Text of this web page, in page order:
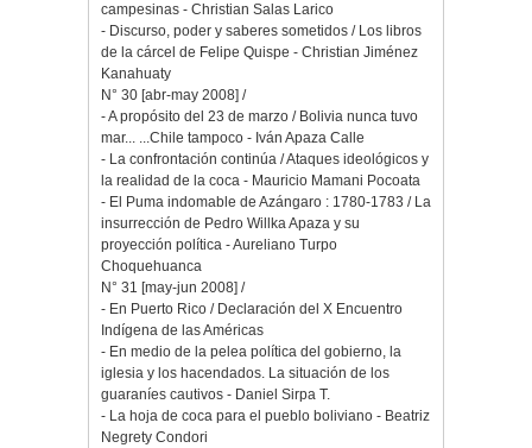
campesinas - Christian Salas Larico
- Discurso, poder y saberes sometidos / Los libros
de la cárcel de Felipe Quispe - Christian Jiménez
Kanahuaty
N° 30 [abr-may 2008] /
- A propósito del 23 de marzo / Bolivia nunca tuvo
mar... ...Chile tampoco - Iván Apaza Calle
- La confrontación continúa / Ataques ideológicos y
la realidad de la coca - Mauricio Mamani Pocoata
- El Puma indomable de Azángaro : 1780-1783 / La
insurrección de Pedro Willka Apaza y su
proyección política - Aureliano Turpo
Choquehuanca
N° 31 [may-jun 2008] /
- En Puerto Rico / Declaración del X Encuentro
Indígena de las Américas
- En medio de la pelea política del gobierno, la
iglesia y los hacendados. La situación de los
guaraníes cautivos - Daniel Sirpa T.
- La hoja de coca para el pueblo boliviano - Beatriz
Negrety Condori